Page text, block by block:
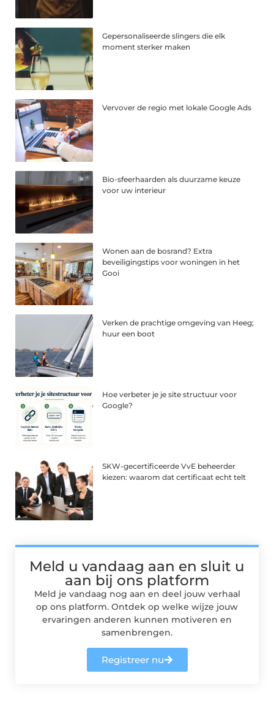
Gepersonaliseerde slingers die elk
moment sterker maken
Vervover de regio met lokale Google Ads
Bio-sfeerhaarden als duurzame keuze
voor uw interieur
Wonen aan de bosrand? Extra
beveiligingstips voor woningen in het
Gooi
Verken de prachtige omgeving van Heeg;
huur een boot
Hoe verbeter je je site structuur voor
Google?
SKW-gecertificeerde VvE beheerder
kiezen: waarom dat certificaat echt telt
Meld u vandaag aan en sluit u
aan bij ons platform
Meld je vandaag nog aan en deel jouw verhaal
op ons platform. Ontdek op welke wijze jouw
ervaringen anderen kunnen motiveren en
samenbrengen.
Registreer nu